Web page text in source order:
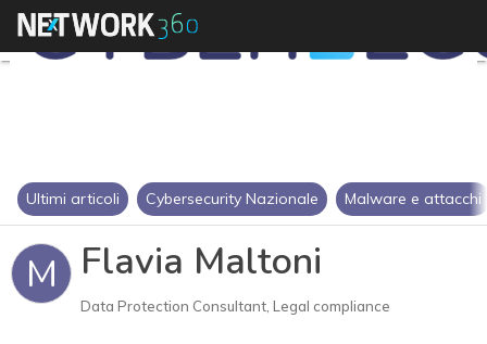
Ultimi articoli Cybersecurity Nazionale Malware e attacchi
M Flavia Maltoni
Data Protection Consultant, Legal compliance